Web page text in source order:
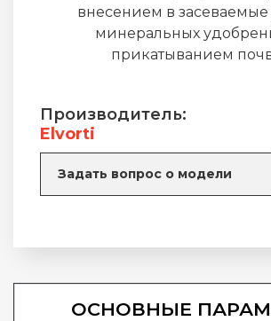
внесением в
минеральных
прикатыванием
Производитель:
Elvorti
Задать вопрос о модели
ОСНОВНЫЕ